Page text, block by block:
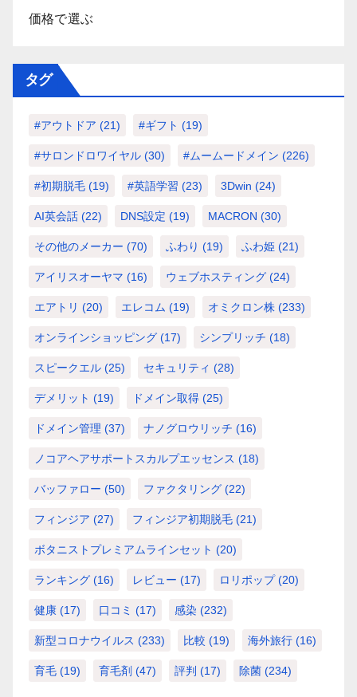
価格で選ぶ
タグ
#アウトドア (21) #ギフト (19)
#サロンドロワイヤル (30) #ムームードメイン (226)
#初期脱毛 (19) #英語学習 (23) 3Dwin (24)
AI英会話 (22) DNS設定 (19) MACRON (30)
その他のメーカー (70) ふわり (19) ふわ姫 (21)
アイリスオーヤマ (16) ウェブホスティング (24)
エアトリ (20) エレコム (19) オミクロン株 (233)
オンラインショッピング (17) シンプリッチ (18)
スピークエル (25) セキュリティ (28)
デメリット (19) ドメイン取得 (25)
ドメイン管理 (37) ナノグロウリッチ (16)
ノコアヘアサポートスカルプエッセンス (18)
バッファロー (50) ファクタリング (22)
フィンジア (27) フィンジア初期脱毛 (21)
ボタニストプレミアムラインセット (20)
ランキング (16) レビュー (17) ロリポップ(20)
健康 (17) 口コミ (17) 感染 (232)
新型コロナウイルス (233) 比較 (19) 海外旅行 (16)
育毛 (19) 育毛剤 (47) 評判 (17) 除菌 (234)